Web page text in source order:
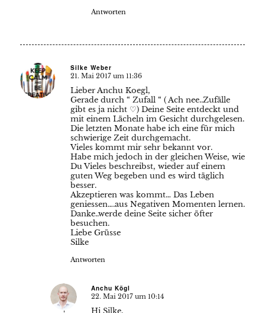
Antworten
Silke Weber
21. Mai 2017 um 11:36
Lieber Anchu Koegl,
Gerade durch “ Zufall “ ( Ach nee..Zufälle
gibt es ja nicht ♡) Deine Seite entdeckt und
mit einem Lächeln im Gesicht durchgelesen.
Die letzten Monate habe ich eine für mich
schwierige Zeit durchgemacht.
Vieles kommt mir sehr bekannt vor.
Habe mich jedoch in der gleichen Weise, wie
Du Vieles beschreibst, wieder auf einem
guten Weg begeben und es wird täglich
besser.
Akzeptieren was kommt… Das Leben
geniessen….aus Negativen Momenten lernen.
Danke..werde deine Seite sicher öfter
besuchen.
Liebe Grüsse
Silke
Antworten
Anchu Kögl
22. Mai 2017 um 10:14
Hi Silke,